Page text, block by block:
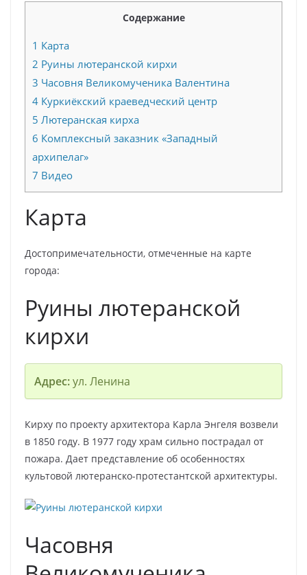
Содержание
1 Карта
2 Руины лютеранской кирхи
3 Часовня Великомученика Валентина
4 Куркиёкский краеведческий центр
5 Лютеранская кирха
6 Комплексный заказник «Западный
архипелаг»
7 Видео
Карта
Достопримечательности, отмеченные на карте
города:
Руины лютеранской
кирхи
Адрес:ул. Ленина
Кирху по проекту архитектора Карла Энгеля возвели
в 1850 году. В 1977 году храм сильно пострадал от
пожара. Дает представление об особенностях
культовой лютеранско-протестантской архитектуры.
Часовня